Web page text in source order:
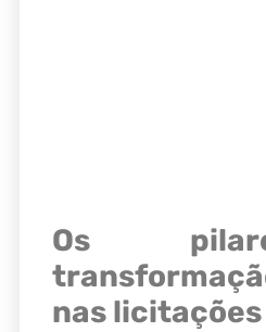
Os
nas licitações